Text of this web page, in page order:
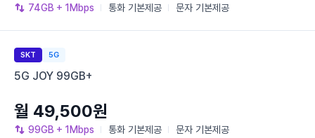
74GB + 1Mbps 통화 기본제공 문자 기본제공
SKT 5G
5G JOY 99GB+
99GB + 1Mbps 통화 기본제공 문자 기본제공
월 49,500원